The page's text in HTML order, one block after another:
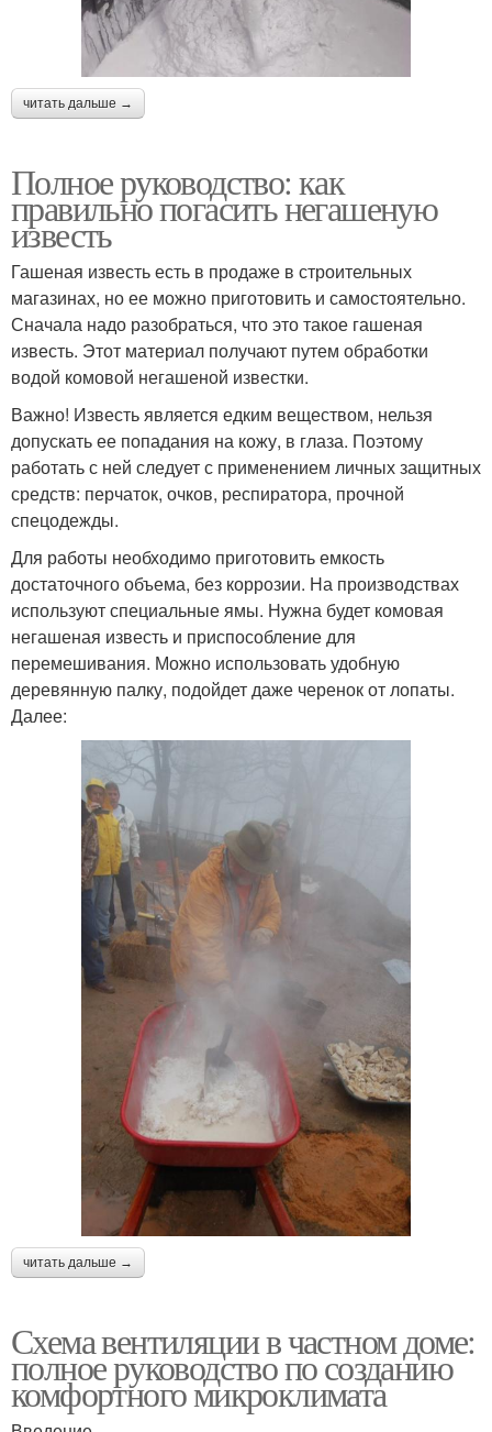
читать дальше →
Полное руководство: как
правильно погасить негашеную
известь
Гашеная известь есть в продаже в строительных
магазинах, но ее можно приготовить и самостоятельно.
Сначала надо разобраться, что это такое гашеная
известь. Этот материал получают путем обработки
водой комовой негашеной известки.
Важно! Известь является едким веществом, нельзя
допускать ее попадания на кожу, в глаза. Поэтому
работать с ней следует с применением личных защитных
средств: перчаток, очков, респиратора, прочной
спецодежды.
Для работы необходимо приготовить емкость
достаточного объема, без коррозии. На производствах
используют специальные ямы. Нужна будет комовая
негашеная известь и приспособление для
перемешивания. Можно использовать удобную
деревянную палку, подойдет даже черенок от лопаты.
Далее:
читать дальше →
Схема вентиляции в частном доме:
полное руководство по созданию
комфортного микроклимата